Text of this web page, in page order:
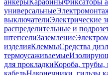
анкерыКарабиныФиксаторы
универсальные
выключателиЭлектрические
распределительные и
штепселиЗаземление
изделияКлеммыСредства
термоусаживаемые
для прокладкиКороба, трубы,
кабельНаконечники, гильзы